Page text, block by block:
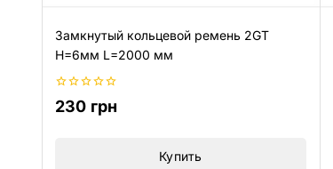
Замкнутый кольцевой ремень 2GT
H=6мм L=2000 мм
0
из
230 грн
Купить